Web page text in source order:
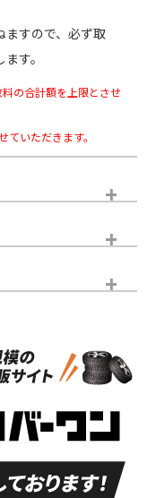
ますので、必ず取
す。
の合計額を上限とさせ
いただきます。
おりますので、あら
新車外し品（新古
付き
走行距離も少なく、
非常に状態の良い中
古品